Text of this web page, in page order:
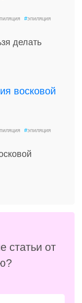
#эпиляция
делать
#эпиляция
статьи от